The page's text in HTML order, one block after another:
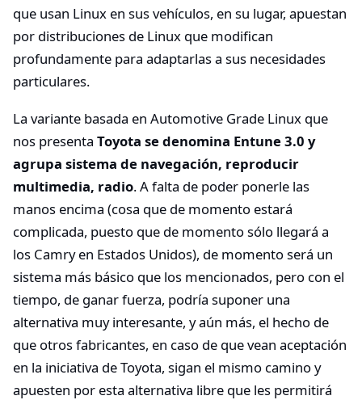
que usan Linux en sus vehículos, en su lugar, apuestan
por distribuciones de Linux que modifican
profundamente para adaptarlas a sus necesidades
particulares.
La variante basada en Automotive Grade Linux que
nos presenta Toyota se denomina Entune 3.0 y
agrupa sistema de navegación, reproducir
multimedia, radio. A falta de poder ponerle las
manos encima (cosa que de momento estará
complicada, puesto que de momento sólo llegará a
los Camry en Estados Unidos), de momento será un
sistema más básico que los mencionados, pero con el
tiempo, de ganar fuerza, podría suponer una
alternativa muy interesante, y aún más, el hecho de
que otros fabricantes, en caso de que vean aceptación
en la iniciativa de Toyota, sigan el mismo camino y
apuesten por esta alternativa libre que les permitirá